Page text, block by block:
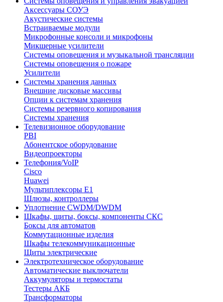
Аксессуары СОУЭ
Акустические системы
Встраиваемые модули
Микрофонные консоли и микрофоны
Микшерные усилители
Системы оповещения и музыкальной трансляции
Системы оповещения о пожаре
Усилители
Системы хранения данных
Внешние дисковые массивы
Опции к системам хранения
Системы резервного копирования
Системы хранения
Телевизионное оборудование
PBI
Абонентское оборудование
Видеопроекторы
Телефония/VoIP
Cisco
Huawei
Мультиплексоры E1
Шлюзы, контроллеры
Уплотнение CWDM/DWDM
Шкафы, щиты, боксы, компоненты СКС
Боксы для автоматов
Коммутационные изделия
Шкафы телекоммуникационные
Щиты электрические
Электротехническое оборудование
Автоматические выключатели
Аккумуляторы и термостаты
Тестеры АКБ
Трансформаторы